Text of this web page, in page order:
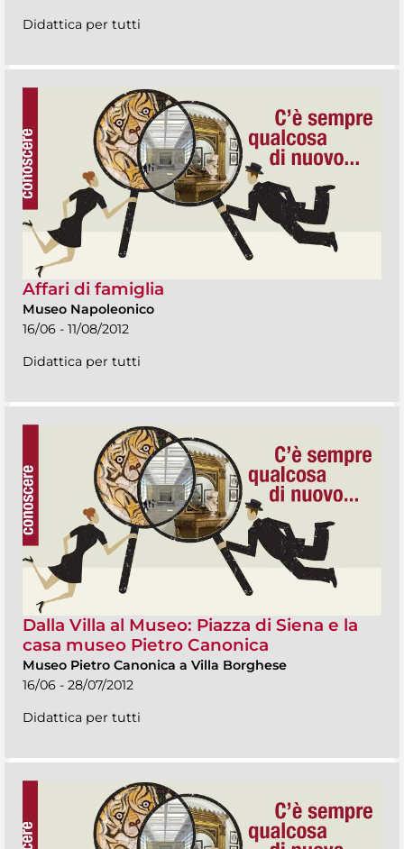
Didattica per tutti
Affari di famiglia
Museo Napoleonico
16/06 - 11/08/2012
Didattica per tutti
Dalla Villa al Museo: Piazza di Siena e la
casa museo Pietro Canonica
Museo Pietro Canonica a Villa Borghese
16/06 - 28/07/2012
Didattica per tutti